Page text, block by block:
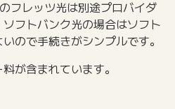
フレッツ光は別途プロバイダ
フトバンク光の場合はソフト
ので手続きがシンプルです。
が含まれています。